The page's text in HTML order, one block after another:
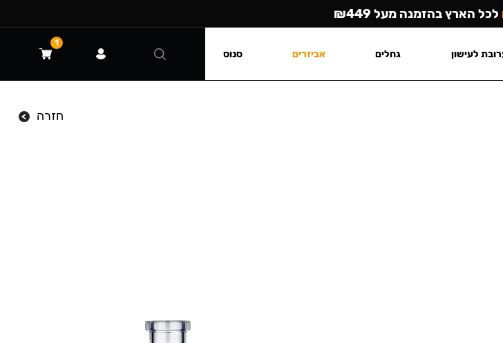
חזרה
לכל הארץ בהזמנה מעל ₪449
לעישון גחלים אביזרים סנוס
1